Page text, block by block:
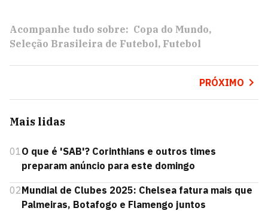
Acompanhe tudo sobre: Copa do Mundo
Seleção Brasileira de Futebol Futebol
PRÓXIMO
Mais lidas
01O que é 'SAB'? Corinthians e outros times
preparam anúncio para este domingo
02Mundial de Clubes 2025: Chelsea fatura mais que
Palmeiras, Botafogo e Flamengo juntos